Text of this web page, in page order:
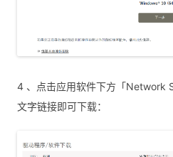
4 、点击应用软件下方「Network
文字链接即可下载：